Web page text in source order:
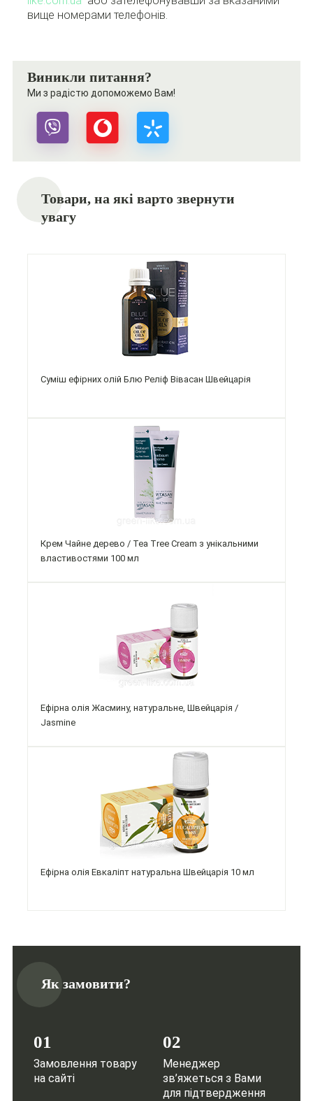
вище номерами телефонів.
Виникли питання?
Ми з радістю допоможемо Вам!
Товари, на які варто звернути
увагу
Суміш ефірних олій Блю Реліф Вівасан Швейцарія
Крем Чайне дерево / Tea Tree Cream з унікальними
властивостями 100 мл
Ефірна олія Жасмину, натуральне, Швейцарія /
Jasmine
Ефірна олія Евкаліпт натуральна Швейцарія 10 мл
Як замовити?
01
Замовлення товару
на сайті
02
Менеджер
зв’яжеться з Вами
для підтвердження